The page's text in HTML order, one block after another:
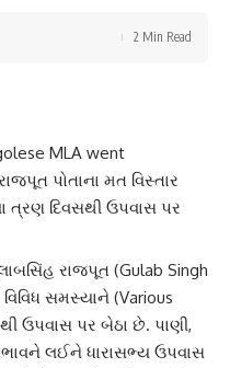
2 Min Read
MLA went
પોતાના મત વિસ્તાર
ત્રણ દિવસથી ઉપવાસ પર
રાજપૂત (Gulab Singh
વિવિધ સમસ્યાને (Various
ઉપવાસ પર બેઠા છે. પાણી,
ને લઈને ધારાસભ્ય ઉપવાસ